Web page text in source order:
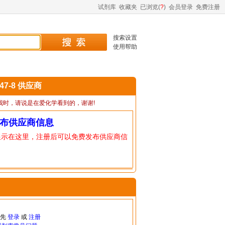
试剂库 收藏夹 已浏览(?) 会员登录 免费注册
搜索设置
使用帮助
8 供应商
时，请说是在爱化学看到的，谢谢!
供应商信息
在这里，注册后可以免费发布供应商信
登录或 注册